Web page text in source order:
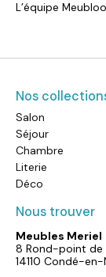
L’équipe Meubloo
Nos
Salon
Séjour
Chambre
Literie
Déco
Nous trouver
Meubles Meriel
8 Rond-point de
14110 Condé-